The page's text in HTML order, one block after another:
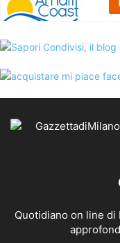
Quotidiano on line